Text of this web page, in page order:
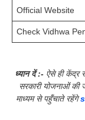
Official Website
Check Vidhwa
ध्यान दें :- ऐसे ही केंद्र
सरकारी योजनाओं
माध्यम से पहुँचाते रहेंगे